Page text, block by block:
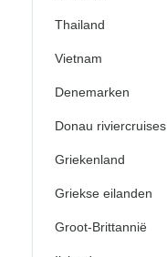
Thailand
Vietnam
Denemarken
Donau riviercruises
Griekenland
Griekse eilanden
Groot-Brittannië